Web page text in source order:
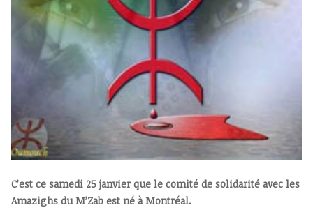
C’est ce samedi 25 janvier que le comité de solidarité avec les
Amazighs du M’Zab est né à Montréal.